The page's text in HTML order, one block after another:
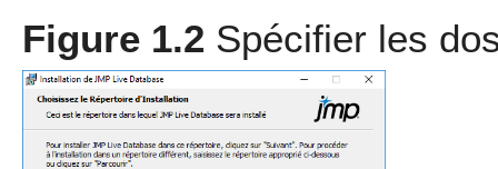
Figure 1.2 Spécifier les